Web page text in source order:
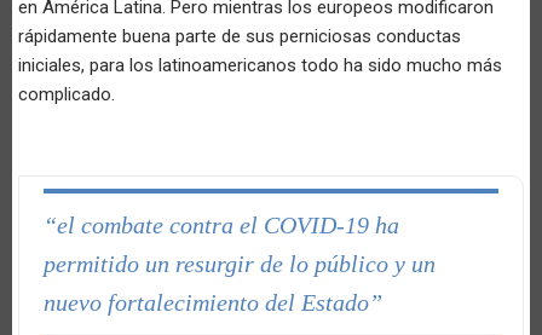
en América Latina. Pero mientras los europeos modificaron
rápidamente buena parte de sus perniciosas conductas
iniciales, para los latinoamericanos todo ha sido mucho más
complicado.
“el combate contra el COVID-19 ha
permitido un resurgir de lo público y un
nuevo fortalecimiento del Estado”